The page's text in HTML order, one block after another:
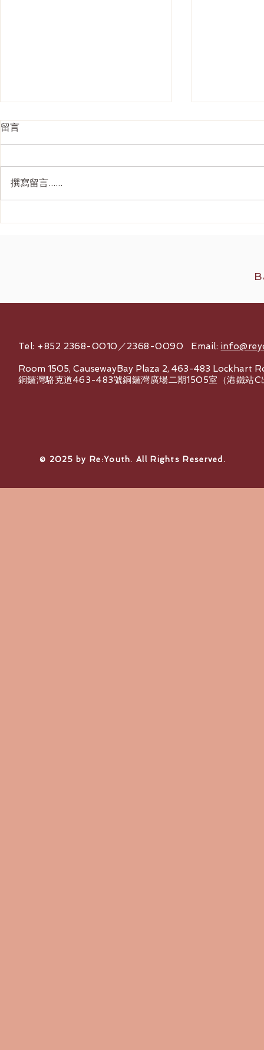
留言
撰寫留言......
Tel: +852 2368-0010／2368-0090 Email:
Room 1505, CausewayBay Plaza 2, 463-483 Lockhart
銅鑼灣駱克道463-483號銅鑼灣廣場二期1505室（港鐵站C
© 2025 by Re:Youth. All Rights Reserved.